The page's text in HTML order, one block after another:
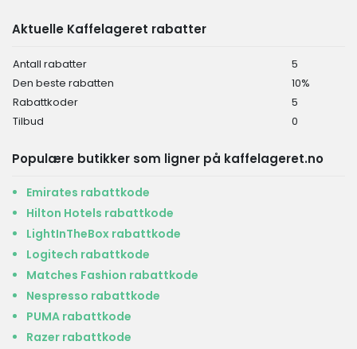
Aktuelle Kaffelageret rabatter
Antall rabatter
5
Den beste rabatten
10%
Rabattkoder
5
Tilbud
0
Populære butikker som ligner på kaffelageret.no
Emirates rabattkode
Hilton Hotels rabattkode
LightInTheBox rabattkode
Logitech rabattkode
Matches Fashion rabattkode
Nespresso rabattkode
PUMA rabattkode
Razer rabattkode